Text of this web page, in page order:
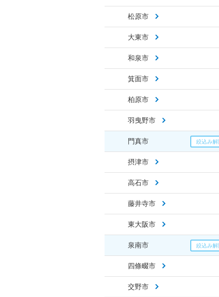
松原市
大東市
和泉市
箕面市
柏原市
羽曳野市
門真市
摂津市
高石市
藤井寺市
東大阪市
泉南市
四條畷市
交野市